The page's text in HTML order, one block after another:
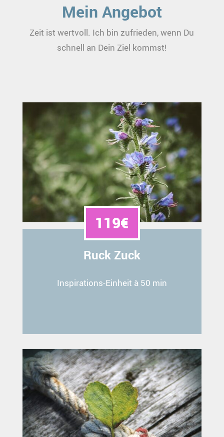
Mein Angebot
Zeit ist wertvoll. Ich bin zufrieden, wenn Du
schnell an Dein Ziel kommst!
119€
Ruck Zuck
Inspirations-Einheit à 50 min